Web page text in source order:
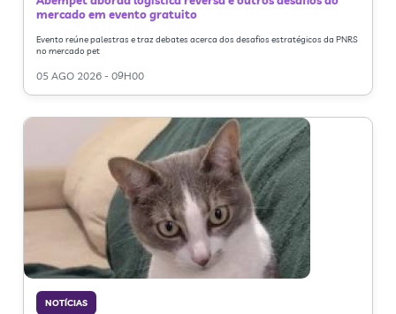
mercado em evento gratuito
Evento reúne palestras e traz debates acerca dos desafios estratégicos da PNRS
no mercado pet
05 AGO 2026 - 09H00
NOTÍCIAS